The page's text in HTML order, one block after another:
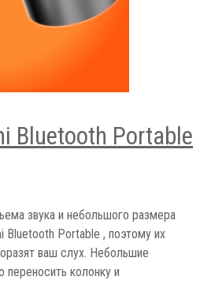
Bluetooth Portable
звука и небольшого размера
Bluetooth Portable , поэтому их
ваш слух. Небольшие
переносить колонку и